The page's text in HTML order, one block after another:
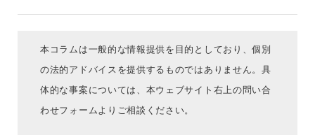
本コラムは一般的な情報提供を目的としており、個別
の法的アドバイスを提供するものではありません。具
体的な事案については、本ウェブサイト右上の問い合
わせフォームよりご相談ください。